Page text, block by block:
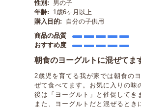
性別:
男の子
年齢:
1歳6ヶ月以上
購入目的:
自分の子供用
商品の品質
おすすめ度
朝食のヨーグルトに混ぜてま
2歳児を育てる我が家では朝食の
ぜて食べてます。お気に入りの味
後は「ヨーグルト」と催促してき
また、ヨーグルトだと混ぜるとき